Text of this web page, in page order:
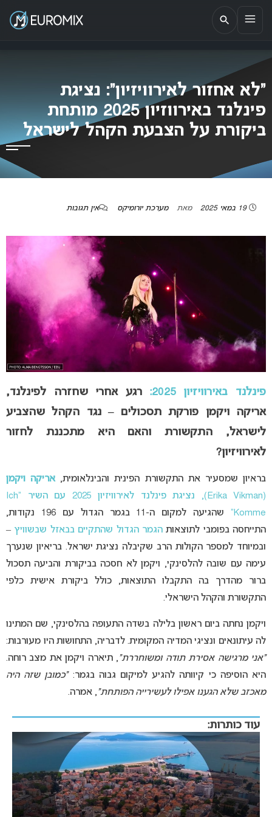
EUROMIX
אתר הבית של האירוויזיון בישראל
“לא אחזור לאירוויזיון”: נציגת
פינלנד באירווזיון 2025 מותחת
ביקורת על הצבעת הקהל לישראל
19 במאי 2025 מאת מערכת יורומיקס אין תגובות
פינלנד באירוויזיון 2025:
רגע אחרי שחזרה לפינלנד,
אריקה ויקמן פורקת תסכולים – נגד הקהל שהצביע
לישראל, התקשורת והאם היא מתכננת לחזור
לאירוויזיון?
בראיון שמסעיר את התקשורת הפינית והבינלאומית,אריקה ויקמן
(Erika Vikman), נציגת פינלנד לאירוויזיון 2025 עם השיר “Ich
Komme”
שהגיעה למקום ה-11 בגמר הגדול עם 196 נקודות,
התייחסה בפומבי לתוצאותהגמר הגדול שהתקיים בבאזל שבשוויץ –
ובמיוחד למספר הקולות הרב שקיבלה נציגת ישראל. בריאיון שנערך
עימה עם שובה להלסינקי, ויקמן לא חסכה בביקורת והביעה תסכול
ברור מהדרך בה התקבלו התוצאות, כולל ביקורת אישית כלפי
התקשורת והקהל הישראלי.
ויקמן נחתה ביום ראשון בלילה בשדה התעופה בהלסינקי, שם המתינו
לה עיתונאים ונציגי המדיה המקומית. לדבריה, התחושות היו מעורבות:
“אני מרגישה אסירת תודה ומשוחררת”, תיארה ויקמן את מצב רוחה.
היא הוסיפה כי קיוותה להגיע למיקום גבוה בגמר:“כמובן שזה היה
מאכזב שלא הגענו אפילו לעשירייה הפותחת”, אמרה.
עוד כותרות: